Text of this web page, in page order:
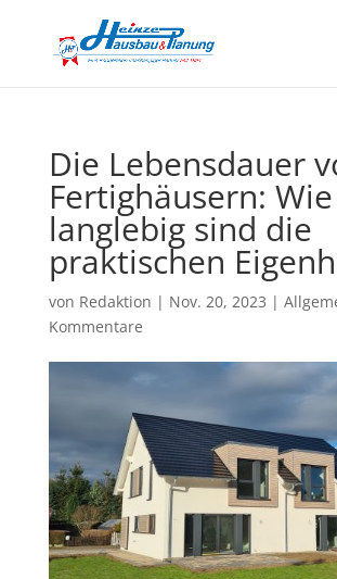
Die Lebensdauer
Fertighäusern: Wie
langlebig sind die
praktischen
von Redaktion | Nov. 20, 2023 |
Kommentare